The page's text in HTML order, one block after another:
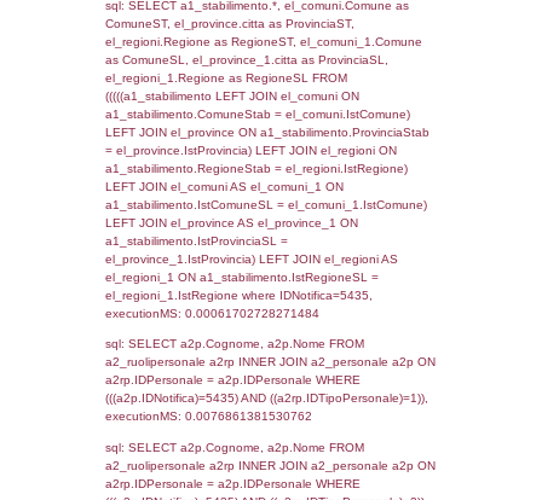
STABILIMENTO
Indietro
Debug
sql: SELECT COUNT(*) FROM `userlevels`
`userlevelid` = -2, executionMS:
sql: SELECT `userlevelid`, `userlevelname`
sql: SELECT COUNT(*) FROM
WHERE `userlevelid` = -2, executionMS:
sql: SELECT `tablename`, `userlevelid`,